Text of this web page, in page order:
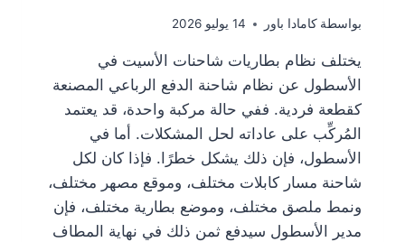
بواسطة كامادا باور 14 يوليو 2026
يختلف نظام بطاريات شاحنات الأسيت في
الأسطول عن نظام شاحنة الدفع الرباعي المصنعة
كقطعة فردية. ففي حالة مركبة واحدة، قد يعتمد
المُركِّب على عاداته لحل المشكلات. أما في
الأسطول، فإن ذلك يشكل خطرًا. فإذا كان لكل
شاحنة مسار كابلات مختلف، وموقع مصهر مختلف،
ونمط ملصق مختلف، وموضع بطارية مختلف، فإن
مدير الأسطول سيدفع ثمن ذلك في نهاية المطاف